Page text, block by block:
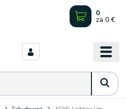
0
za 0 €